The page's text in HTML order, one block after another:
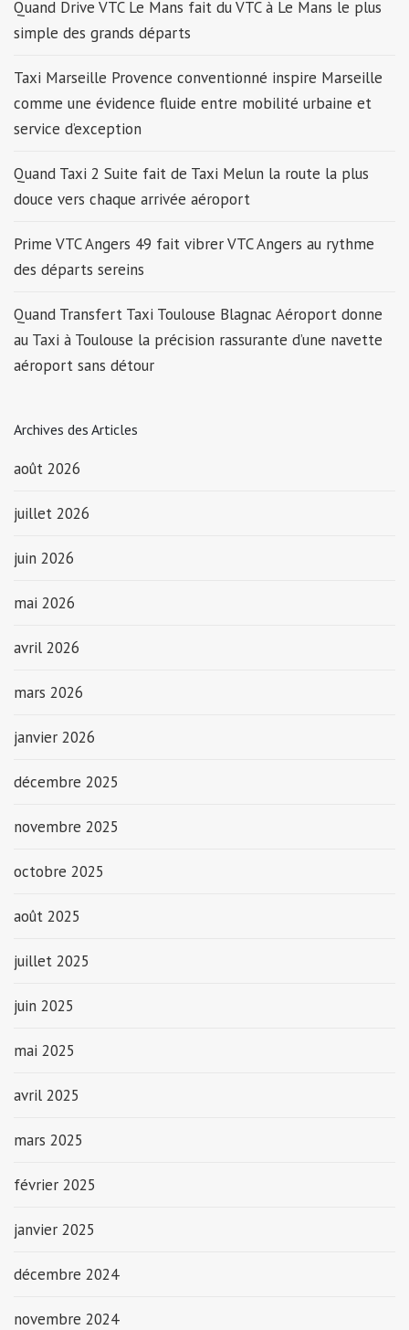
Quand Drive VTC Le Mans fait du VTC à Le Mans le plus
simple des grands départs
Taxi Marseille Provence conventionné inspire Marseille
comme une évidence fluide entre mobilité urbaine et
service d’exception
Quand Taxi 2 Suite fait de Taxi Melun la route la plus
douce vers chaque arrivée aéroport
Prime VTC Angers 49 fait vibrer VTC Angers au rythme
des départs sereins
Quand Transfert Taxi Toulouse Blagnac Aéroport donne
au Taxi à Toulouse la précision rassurante d’une navette
aéroport sans détour
Archives des Articles
août 2026
juillet 2026
juin 2026
mai 2026
avril 2026
mars 2026
janvier 2026
décembre 2025
novembre 2025
octobre 2025
août 2025
juillet 2025
juin 2025
mai 2025
avril 2025
mars 2025
février 2025
janvier 2025
décembre 2024
novembre 2024